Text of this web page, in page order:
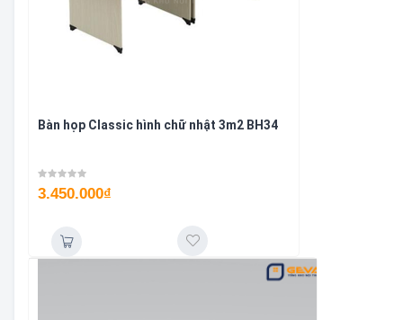
Bàn họp Classic hình chữ nhật 3m2 BH34
3.450.000₫